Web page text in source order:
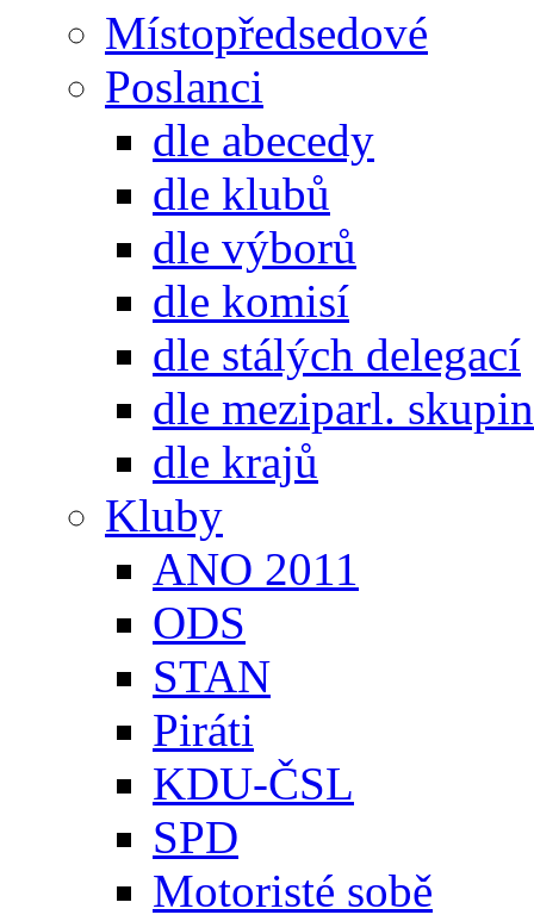
Místopředsedové
Poslanci
dle abecedy
dle klubů
dle výborů
dle komisí
dle stálých delegací
dle meziparl. skupin
dle krajů
Kluby
ANO 2011
ODS
STAN
Piráti
KDU-ČSL
SPD
Motoristé sobě